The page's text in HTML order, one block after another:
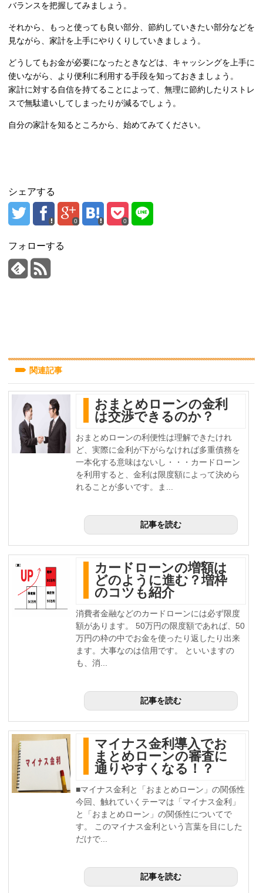
バランスを把握してみましょう。
それから、もっと使っても良い部分、節約していきたい部分などを
見ながら、家計を上手にやりくりしていきましょう。
どうしてもお金が必要になったときなどは、キャッシングを上手に
使いながら、より便利に利用する手段を知っておきましょう。
家計に対する自信を持てることによって、無理に節約したりストレ
スで無駄遣いしてしまったりが減るでしょう。
自分の家計を知るところから、始めてみてください。
シェアする
0 0
フォローする
関連記事
おまとめローンの金利
は交渉できるのか？
おまとめローンの利便性は理解できたけれ
ど、実際に金利が下がらなければ多重債務を
一本化する意味はないし・・・カードローン
を利用すると、金利は限度額によって決めら
れることが多いです。ま...
記事を読む
カードローンの増額は
どのように進む？増枠
のコツも紹介
消費者金融などのカードローンには必ず限度
額があります。 50万円の限度額であれば、50
万円の枠の中でお金を使ったり返したり出来
ます。大事なのは信用です。 といいますの
も、消...
記事を読む
マイナス金利導入でお
まとめローンの審査に
通りやすくなる！？
■マイナス金利と「おまとめローン」の関係性
今回、触れていくテーマは「マイナス金利」
と「おまとめローン」の関係性についてで
す。 このマイナス金利という言葉を目にした
だけで...
記事を読む